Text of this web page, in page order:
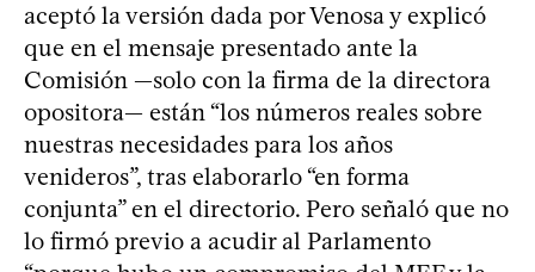
aceptó la versión dada por Venosa y explicó
que en el mensaje presentado ante la
Comisión —solo con la firma de la directora
opositora— están “los números reales sobre
nuestras necesidades para los años
venideros”, tras elaborarlo “en forma
conjunta” en el directorio. Pero señaló que no
lo firmó previo a acudir al Parlamento